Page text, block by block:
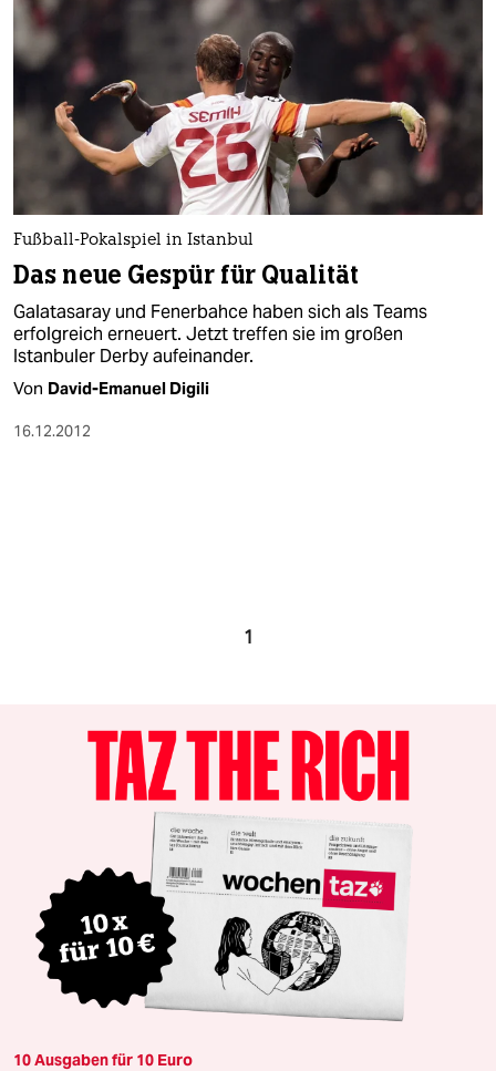
Fußball-Pokalspiel in Istanbul
Das neue Gespür für Qualität
Galatasaray und Fenerbahce haben sich als Teams
erfolgreich erneuert. Jetzt treffen sie im großen
Istanbuler Derby aufeinander.
Von David-Emanuel Digili
16.12.2012
1
10 Ausgaben für 10 Euro